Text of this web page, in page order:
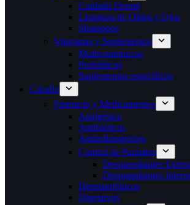
Cuidado Dental
Limpieza de Oídos y Ojos
Shampoos
Vitaminas y Suplementos
Multivitamínicos
Probióticos
Suplementos específicos
Caballo
Farmacia y Medicamentos
Analgésico
Antibióticos
Antiinflamatorios
Control de Parásitos
Desparasitantes
Desparasitantes
Dermatológicos
Digestivos